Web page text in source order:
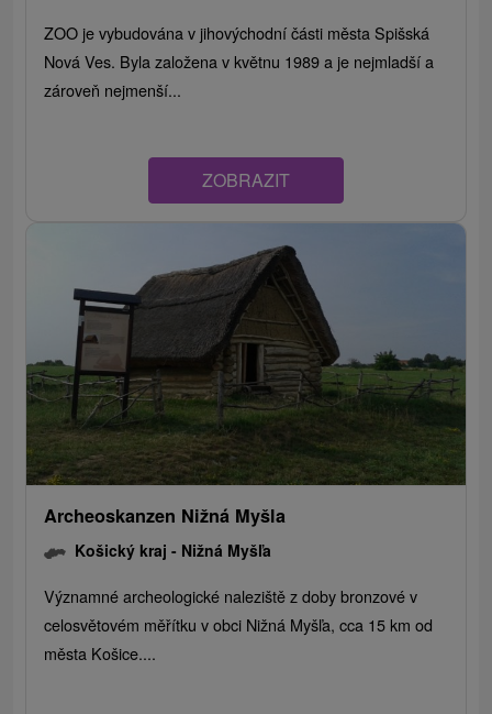
ZOO je vybudována v jihovýchodní části města Spišská
Nová Ves. Byla založena v květnu 1989 a je nejmladší a
zároveň nejmenší...
ZOBRAZIT
Archeoskanzen Nižná Myšla
Košický kraj - Nižná Myšľa
Významné archeologické naleziště z doby bronzové v
celosvětovém měřítku v obci Nižná Myšľa, cca 15 km od
města Košice....